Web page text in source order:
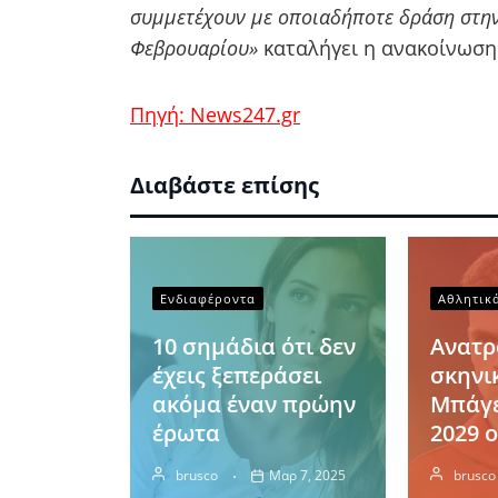
συμμετέχουν με οποιαδήποτε δράση
Φεβρουαρίου» καταλήγει η
Πηγή: News247.gr
Διαβάστε επίσης
Ενδιαφέροντα
10 σημάδια ότι δεν
έχεις ξεπεράσει
ακόμα έναν πρώην
έρωτα
brusco Μαρ 7, 2025
Αθλητικά
2029
brusco
Κίνα: